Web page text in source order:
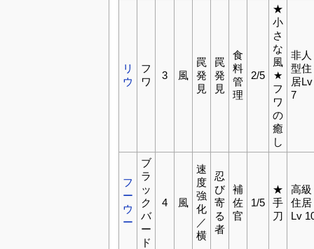
リ
ウ
フ
ワ
3 風
罠
発
見
罠
発
見
食
料
管
理
2/5
★
小
さ
な
風
★
フ
ワ
の
癒
し
非人
型住
居Lv
7
フ
ー
ウ
ー
ブ
ラ
ッ
ク
バ
ー
ド
4 風
速
度
強
化
／
横
忍
び
寄
る
者
補
佐
官
1/5
★
手
刀
高級
住居
Lv